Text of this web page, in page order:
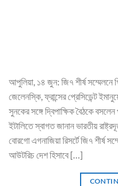
আপুলিয়া, ১৪ জুন: জি৭ শীর্ষ সম্মেলনে
জেলেনস্কি, ফ্রান্সের প্রেসিডেন্ট
সুনকের সঙ্গে দ্বিপাক্ষিক বৈঠকে বসলেন
ইটালিতে স্বাগত জানান ভারতীয়
বোরগো এগনাজিয়া রিসর্টে জি৭ শীর্ষ
আউটরিচ দেশ হিসাবে […]